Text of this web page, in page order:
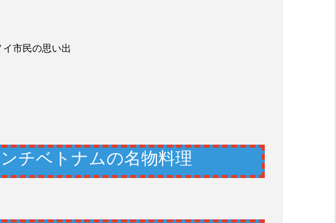
イ市民の思い出
チベトナムの名物料理